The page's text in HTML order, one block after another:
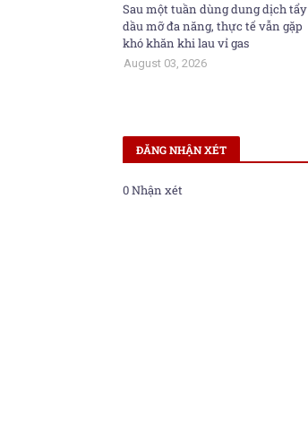
Sau một tuần dùng dung dịch tẩy
dầu mỡ đa năng, thực tế vẫn gặp
khó khăn khi lau vỉ gas
August 03, 2026
ĐĂNG NHẬN XÉT
0 Nhận xét